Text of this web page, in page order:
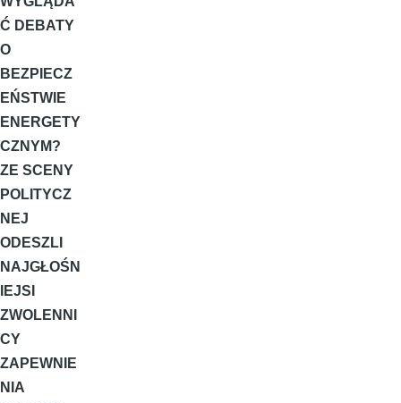
Ć DEBATY
O
BEZPIECZ
EŃSTWIE
ENERGETY
CZNYM?
ZE SCENY
POLITYCZ
NEJ
ODESZLI
NAJGŁOŚN
IEJSI
ZWOLENNI
CY
ZAPEWNIE
NIA